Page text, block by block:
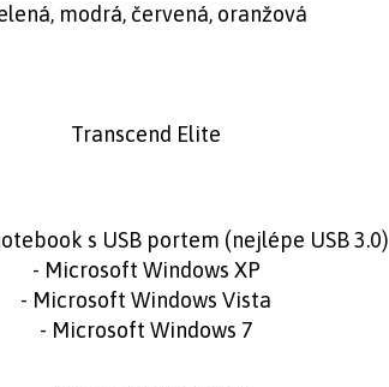
modrá, červená, oranžová
Transcend Elite
s USB portem (nejlépe USB 3.0)
- Microsoft Windows XP
- Microsoft Windows Vista
- Microsoft Windows 7